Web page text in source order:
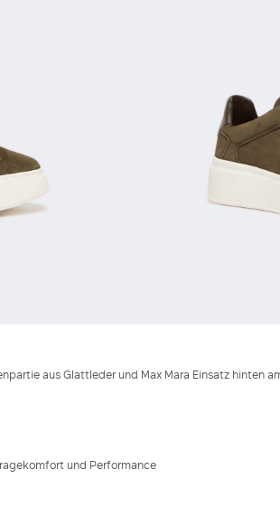
aus Glattleder und Max Mara Einsatz hinten
und Performance